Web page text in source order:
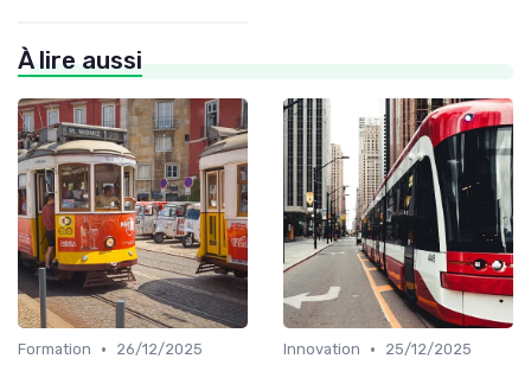
À lire aussi
Formation •
26/12/2025
Innovation •
25/12/2025